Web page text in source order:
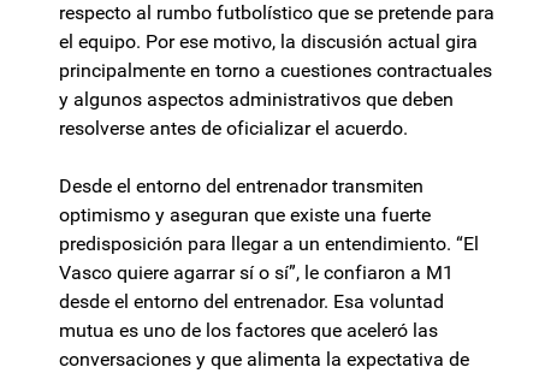
respecto al rumbo futbolístico que se pretende para
el equipo. Por ese motivo, la discusión actual gira
principalmente en torno a cuestiones contractuales
y algunos aspectos administrativos que deben
resolverse antes de oficializar el acuerdo.
Desde el entorno del entrenador transmiten
optimismo y aseguran que existe una fuerte
predisposición para llegar a un entendimiento. “El
Vasco quiere agarrar sí o sí”, le confiaron a M1
desde el entorno del entrenador. Esa voluntad
mutua es uno de los factores que aceleró las
conversaciones y que alimenta la expectativa de